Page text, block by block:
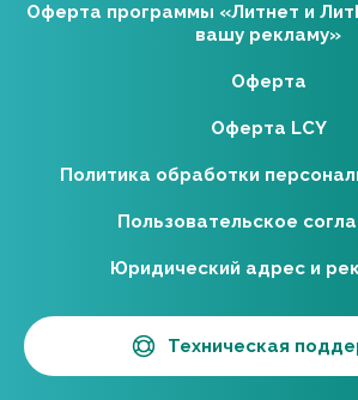
Оферта программы «Литнет и
вашу рекламу»
Оферта
Оферта LCY
Политика обработки
Пользовательское
Юридический адрес и
Техническая